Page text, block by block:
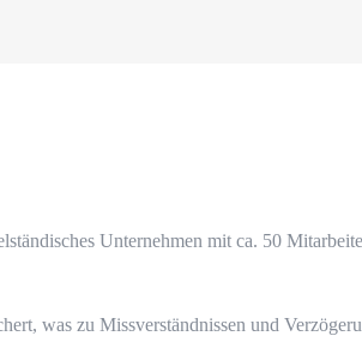
Unternehmen mit ca. 50
was zu Missverständnissen und